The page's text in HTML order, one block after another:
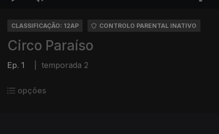
CLASSIFICAÇÃO: 12AP CONTROLO PARENTAL INATIVO
Circo Paraíso
Ep. 1 temporada 2
opções